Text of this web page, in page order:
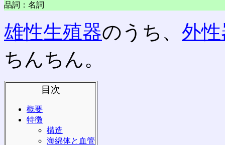
品詞：名詞
雄性生殖器のうち、 外
ちんちん。
目次
概要
特徴
構造
海綿体と血管